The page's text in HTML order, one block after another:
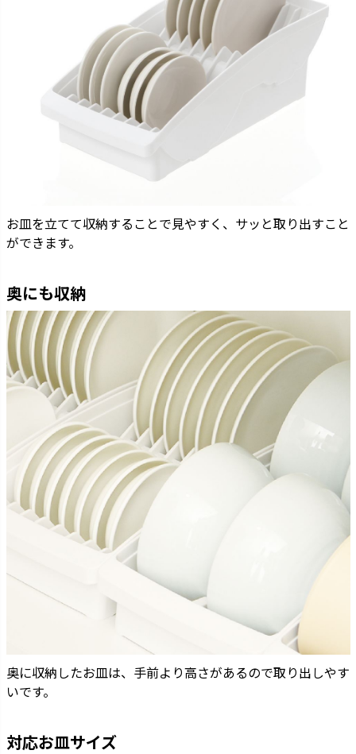
お皿を立てて収納することで見やすく、サッと取り出すこと
ができます。
奥にも収納
奥に収納したお皿は、手前より高さがあるので取り出しやす
いです。
対応お皿サイズ